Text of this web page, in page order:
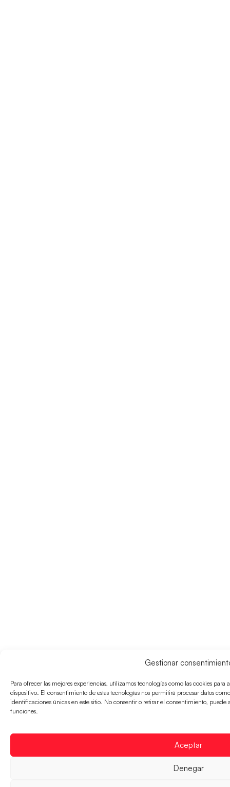
Gestionar
Para ofrecer las mejores experiencias, utilizamos tecnologías como las cookies
dispositivo. El consentimiento de estas tecnologías nos permitirá procesar datos
identificaciones únicas en este sitio. No consentir o retirar el consentimiento, puede
funciones.
Aceptar
Denegar